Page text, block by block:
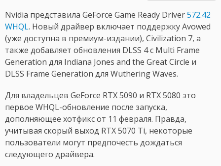
Nvidia представила GeForce Game Ready Driver572.42
WHQL. Новый драйвер включает поддержку Avowed
(уже доступна в премиум-издании), Civilization 7, а
также добавляет обновления DLSS 4 с Multi Frame
Generation для Indiana Jones and the Great Circle и
DLSS Frame Generation для Wuthering Waves.
Для владельцев GeForce RTX 5090 и RTX 5080 это
первое WHQL-обновление после запуска,
дополняющее хотфикс от 11 февраля. Правда,
учитывая скорый выход RTX 5070 Ti, некоторые
пользователи могут предпочесть дождаться
следующего драйвера.